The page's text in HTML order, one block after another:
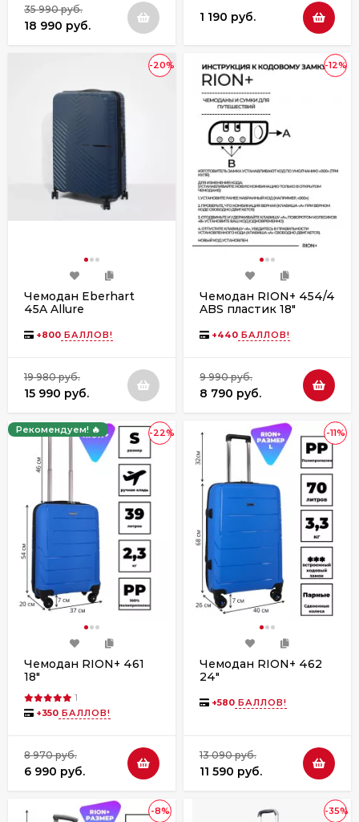
35 990 руб.
18 990 руб.
1 190 руб.
-20%
Чемодан Eberhart
45A Allure
+800 БАЛЛОВ!
19 980 руб.
15 990 руб.
-12%
Чемодан RION+ 454/4
ABS пластик 18"
+440 БАЛЛОВ!
9 990 руб.
8 790 руб.
-22%
Рекомендуем! 🔥
Чемодан RION+ 461
18"
1
+350 БАЛЛОВ!
8 970 руб.
6 990 руб.
-11%
Чемодан RION+ 462
24"
+580 БАЛЛОВ!
13 090 руб.
11 590 руб.
-8% -35%